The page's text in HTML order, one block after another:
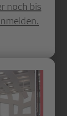
noch bis